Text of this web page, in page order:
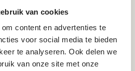
van cookies
content en advertenties te
voor social media te bieden
te analyseren. Ook delen we
van onze site met onze
en institutionele